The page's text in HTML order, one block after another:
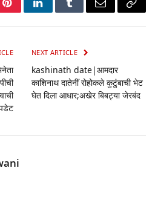
PinterestLinkedInTumblrEmail Copy
NEXT ARTICLE
kashinath date|आमदार
काशिनाथ दातेनीं रोहोकले कुटुंबाची भेट
घेत दिला आधार;अखेर बिबट्या जेरबंद